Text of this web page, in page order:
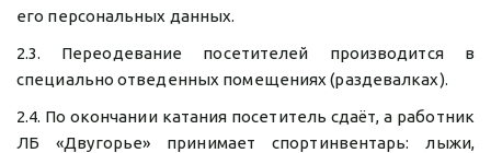
его персональных данных.
2.3. Переодевание посетителей производится в
специально отведенных помещениях (раздевалках).
2.4. По окончании катания посетитель сдаёт, а работник
ЛБ «Двугорье» принимает спортинвентарь: лыжи,